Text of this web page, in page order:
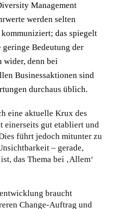
Management
werden selten
kommuniziert; das spiegelt
Bedeutung der
wider, denn bei
Businessaktionen sind
durchaus üblich.
eine aktuelle Krux des
einerseits gut etabliert und
führt jedoch mitunter zu
– gerade,
das Thema bei ‚Allem‘
braucht
Change-Auftrag und